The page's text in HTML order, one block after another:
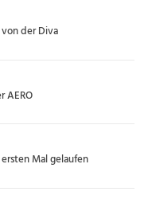
der Diva
AERO
Mal gelaufen